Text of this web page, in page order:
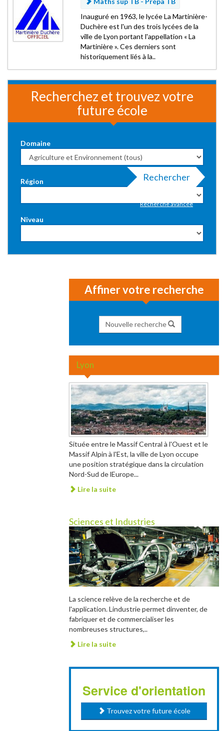
Inauguré en 1963, le lycée La Martinière-
Duchère est l'un des trois lycées de la
ville de Lyon portant l'appellation « La
Martinière ». Ces derniers sont
historiquement liés à la..
Recherchez et trouvez votre
future école
Domaine
Région
Niveau
Rechercher
Recherche avancée
Affiner votre recherche
Nouvelle recherche
Lyon
Située entre le Massif Central à l'Ouest et le
Massif Alpin à l'Est, la ville de Lyon occupe
une position stratégique dans la circulation
Nord-Sud de lEurope...
Lire la suite
Sciences et Industries
La science relève de la recherche et de
l'application. Lindustrie permet dinventer, de
fabriquer et de commercialiser les
nombreuses structures,..
Lire la suite
Service d'orientation
Trouvez votre future école